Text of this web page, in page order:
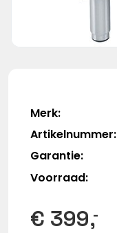
Merk:
Artikelnummer:
Garantie:
Voorraad:
€ 399,-